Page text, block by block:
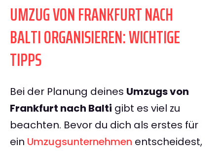
UMZUG VON FRANKFURT NACH
BALTI ORGANISIEREN: WICHTIGE
TIPPS
Bei der Planung deines Umzugs von
Frankfurt nach Balti gibt es viel zu
beachten. Bevor du dich als erstes für
ein Umzugsunternehmen entscheidest,